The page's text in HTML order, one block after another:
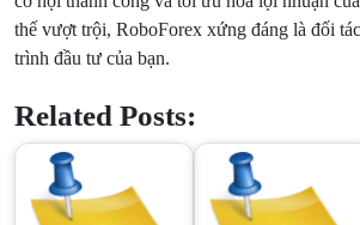
thế vượt trội, RoboForex xứng đáng là đối
trình đầu tư của bạn.
Related Posts: